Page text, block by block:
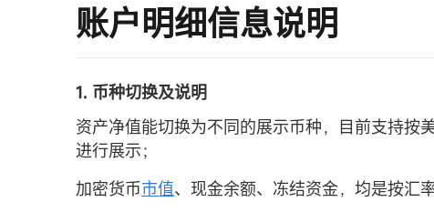
账户明细信息说明
1. 币种切换及说明
资产净值能切换为不同的展示币种，目前支持按
进行展示；
加密货币市值、现金余额、冻结资金，均是按汇